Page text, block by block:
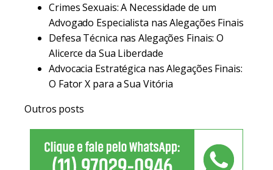
Crimes Sexuais: A Necessidade de um
Advogado Especialista nas Alegações Finais
Defesa Técnica nas Alegações Finais: O
Alicerce da Sua Liberdade
Advocacia Estratégica nas Alegações Finais:
O Fator X para a Sua Vitória
Outros posts